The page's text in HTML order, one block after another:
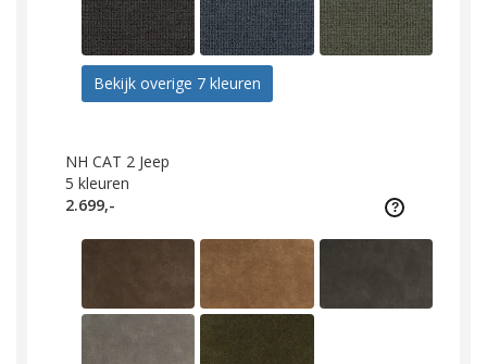
Bekijk overige 7 kleuren
NH CAT 2 Jeep
5 kleuren
2.699,-